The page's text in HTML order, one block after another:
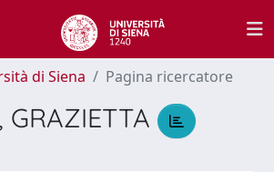
di Siena Pagina ricercatore
GRAZIETTA